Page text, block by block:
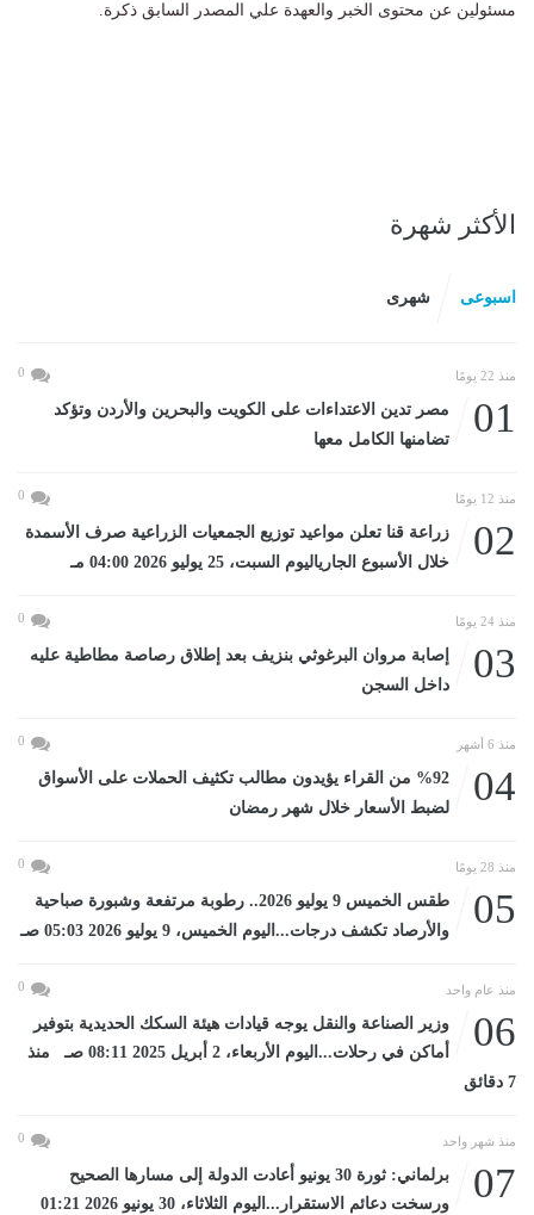
مسئولين عن محتوى الخبر والعهدة علي المصدر السابق ذكرة.
الأكثر شهرة
اسبوعى شهرى
منذ 22 يومًا 0
01
مصر تدين الاعتداءات على الكويت والبحرين والأردن وتؤكد
تضامنها الكامل معها
منذ 12 يومًا 0
02
زراعة قنا تعلن مواعيد توزيع الجمعيات الزراعية صرف الأسمدة
خلال الأسبوع الجارياليوم السبت، 25 يوليو 2026 04:00 مـ
منذ 24 يومًا 0
03
إصابة مروان البرغوثي بنزيف بعد إطلاق رصاصة مطاطية عليه
داخل السجن
منذ 6 أشهر 0
04
%92 من القراء يؤيدون مطالب تكثيف الحملات على الأسواق
لضبط الأسعار خلال شهر رمضان
منذ 28 يومًا 0
05
طقس الخميس 9 يوليو 2026.. رطوبة مرتفعة وشبورة صباحية
والأرصاد تكشف درجات...اليوم الخميس، 9 يوليو 2026 05:03 صـ
منذ عام واحد 0
06
وزير الصناعة والنقل يوجه قيادات هيئة السكك الحديدية بتوفير
أماكن في رحلات...اليوم الأربعاء، 2 أبريل 2025 08:11 صـ منذ
7 دقائق
منذ شهر واحد 0
07
برلماني: ثورة 30 يونيو أعادت الدولة إلى مسارها الصحيح
ورسخت دعائم الاستقرار...اليوم الثلاثاء، 30 يونيو 2026 01:21